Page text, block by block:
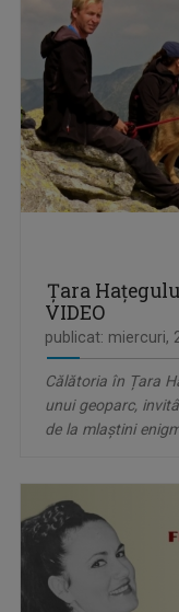
Țara
VIDEO
publicat: miercuri,
Călătoria în Țara
unui geoparc,
de la mlaștini